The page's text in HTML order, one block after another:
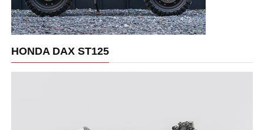
HONDA DAX ST125